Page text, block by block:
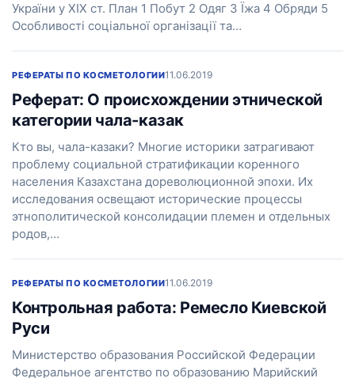
України у XIX ст. План 1 Побут 2 Одяг 3 Їжа 4 Обряди 5
Особливості соціальної організації та…
РЕФЕРАТЫ ПО КОСМЕТОЛОГИИ11.06.2019
Реферат: О происхождении этнической
категории чала-казак
Кто вы, чала-казаки? Многие историки затрагивают
проблему социальной стратификации коренного
населения Казахстана дореволюционной эпохи. Их
исследования освещают исторические процессы
этнополитической консолидации племен и отдельных
родов,…
РЕФЕРАТЫ ПО КОСМЕТОЛОГИИ11.06.2019
Контрольная работа: Ремесло Киевской
Руси
Министерство образования Российской Федерации
Федеральное агентство по образованию Марийский